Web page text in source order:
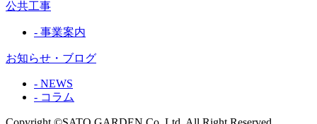
公共工事
- 事業案内
お知らせ・ブログ
- NEWS
- コラム